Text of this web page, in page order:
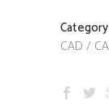
Category
CAD /